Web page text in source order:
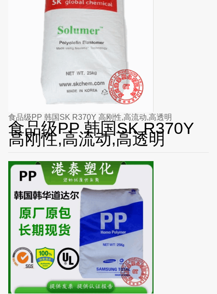
食品级PP 韩国SK R370Y 高刚性,高流动,高透明
食品级PP 韩国SK R370Y
高刚性,高流动,高透明